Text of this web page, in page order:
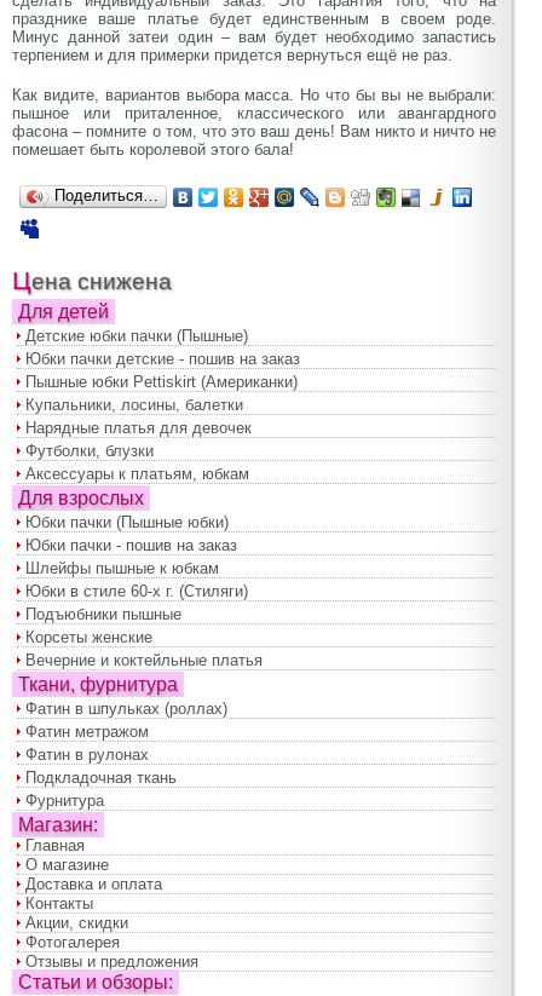
празднике ваше платье будет единственным в своем роде.
Минус данной затеи один – вам будет необходимо запастись
терпением и для примерки придется вернуться ещё не раз.
Как видите, вариантов выбора масса. Но что бы вы не выбрали:
пышное или приталенное, классического или авангардного
фасона – помните о том, что это ваш день! Вам никто и ничто не
помешает быть королевой этого бала!
Поделиться…
Цена снижена
Для детей
Детские юбки пачки (Пышные)
Юбки пачки детские - пошив на заказ
Пышные юбки Pettiskirt (Американки)
Купальники, лосины, балетки
Нарядные платья для девочек
Футболки, блузки
Аксессуары к платьям, юбкам
Для взрослых
Юбки пачки (Пышные юбки)
Юбки пачки - пошив на заказ
Шлейфы пышные к юбкам
Юбки в стиле 60-х г. (Стиляги)
Подъюбники пышные
Корсеты женские
Вечерние и коктейльные платья
Ткани, фурнитура
Фатин в шпульках (роллах)
Фатин метражом
Фатин в рулонах
Подкладочная ткань
Фурнитура
Магазин:
Главная
О магазине
Доставка и оплата
Контакты
Акции, скидки
Фотогалерея
Отзывы и предложения
Статьи и обзоры: